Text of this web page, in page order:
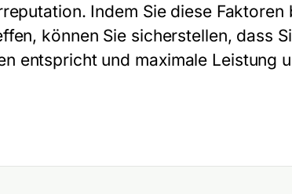
Indem Sie diese
können Sie sicherstellen, dass
entspricht und maximale Leistung